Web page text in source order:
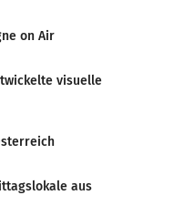
on Air
visuelle
aus